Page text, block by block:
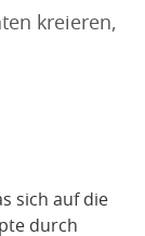
kreieren,
sich auf die
durch